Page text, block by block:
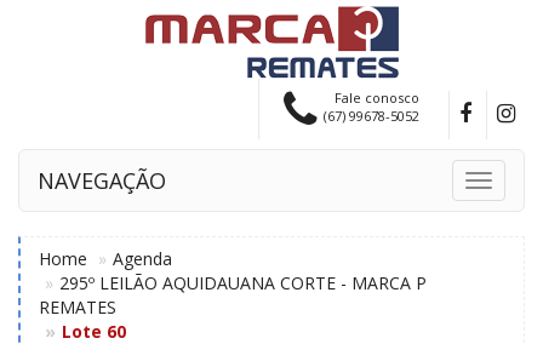
Fale conosco
(67) 99678-5052
Toggle
NAVEGAÇÃO
Home
Agenda
295º LEILÃO AQUIDAUANA CORTE - MARCA P
REMATES
Lote 60